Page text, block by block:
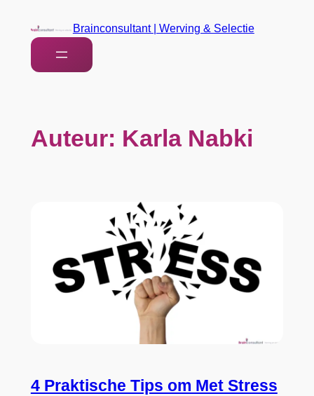
Brainconsultant | Werving & Selectie
Auteur: Karla Nabki
4 Praktische Tips om Met Stress